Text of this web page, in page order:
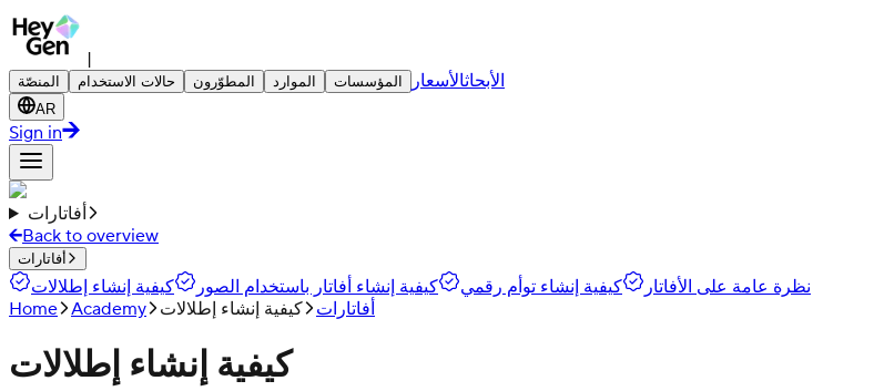
|
المنصّة حالات الاستخدام المطوّرون الموارد المؤسسات الأبحاثالأسعار
AR
Sign in
أفاتارات
Back to overview
أفاتارات
نظرة عامة على الأفاتار كيفية إنشاء توأم رقمي كيفية إنشاء أفاتار باستخدام الصور
كيفية إنشاء إطلالات
Home Academy أفاتارات كيفية إنشاء إطلالات
كيفية إنشاء إطلالات